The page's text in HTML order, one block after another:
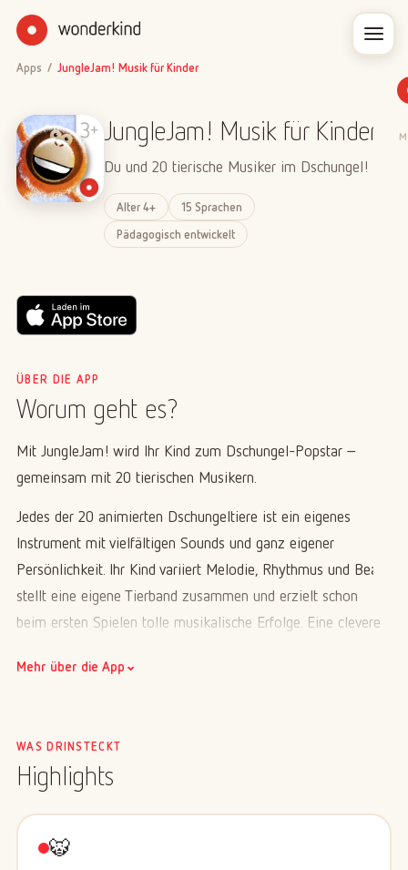
Apps / JungleJam! Musik für Kinder
JungleJam! Musik für Kinder
Du und 20 tierische Musiker im Dschungel!
Alter 4+
15 Sprachen
Pädagogisch entwickelt
ÜBER DIE APP
Worum geht es?
Mit JungleJam! wird Ihr Kind zum Dschungel-Popstar –
gemeinsam mit 20 tierischen Musikern.
Jedes der 20 animierten Dschungeltiere ist ein eigenes
Instrument mit vielfältigen Sounds und ganz eigener
Persönlichkeit. Ihr Kind variiert Melodie, Rhythmus und Beat,
stellt eine eigene Tierband zusammen und erzielt schon
beim ersten Spielen tolle musikalische Erfolge. Eine clevere
– ganz egal, was gespielt wird. So entstehen aus freien
Mehr über die App ⌄
WAS DRINSTECKT
Highlights
🐯